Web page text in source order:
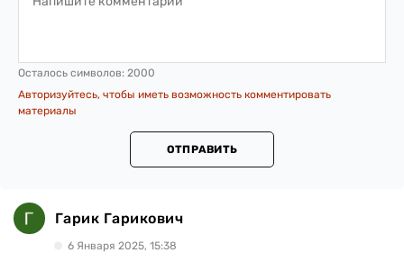
Осталось символов: 2000
Авторизуйтесь, чтобы иметь возможность комментировать
материалы
ОТПРАВИТЬ
Гарик Гарикович
6 Января 2025, 15:38